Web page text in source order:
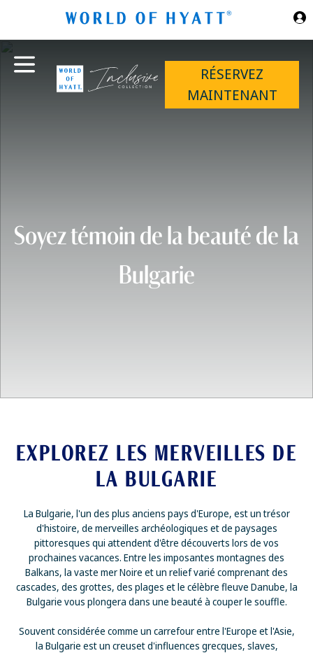
RÉSERVEZ
MAINTENANT
Soyez témoin de la beauté de la
Bulgarie
EXPLOREZ LES MERVEILLES DE
LA BULGARIE
La Bulgarie, l'un des plus anciens pays d'Europe, est un trésor
d'histoire, de merveilles archéologiques et de paysages
pittoresques qui attendent d'être découverts lors de vos
prochaines vacances. Entre les imposantes montagnes des
Balkans, la vaste mer Noire et un relief varié comprenant des
cascades, des grottes, des plages et le célèbre fleuve Danube, la
Bulgarie vous plongera dans une beauté à couper le souffle.
Souvent considérée comme un carrefour entre l'Europe et l'Asie,
la Bulgarie est un creuset d'influences grecques, slaves,